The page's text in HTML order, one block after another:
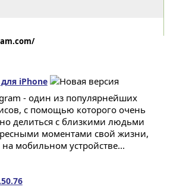
iPhone
- один из популярнейших
с помощью которого очень
делиться с близкими людьми
моментами свой жизни,
мобильном устройстве...